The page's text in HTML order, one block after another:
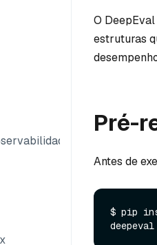
O
estruturas
Pré-
Antes de
$ pip